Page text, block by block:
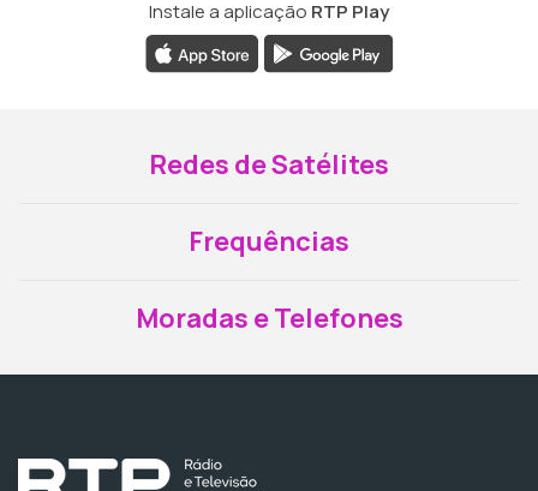
Instale a aplicação RTP Play
Redes de Satélites
Frequências
Moradas e Telefones